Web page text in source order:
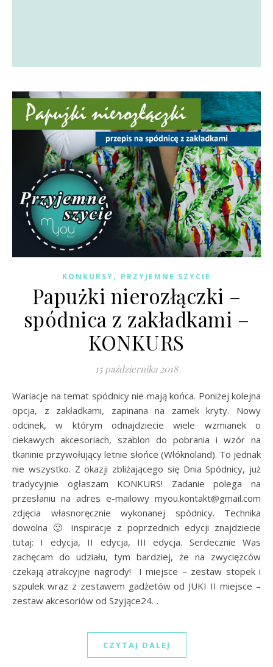
KONKURSY, PRZYJEMNE SZYCIE
Papużki nierozłączki –
spódnica z zakładkami –
KONKURS
15 października 2018
Wariacje na temat spódnicy nie mają końca. Poniżej kolejna
opcja, z zakładkami, zapinana na zamek kryty. Nowy
odcinek, w którym odnajdziecie wiele wzmianek o
ciekawych akcesoriach, szablon do pobrania i wzór na
tkaninie przywołujący letnie słońce (Włóknoland). To jednak
nie wszystko. Z okazji zbliżającego się Dnia Spódnicy, już
tradycyjnie ogłaszam KONKURS! Zadanie polega na
przesłaniu na adres e-mailowy myou.kontakt@gmail.com
zdjęcia własnoręcznie wykonanej spódnicy. Technika
dowolna 🙂 Inspiracje z poprzednich edycji znajdziecie
tutaj: I edycja, II edycja, III edycja. Serdecznie Was
zachęcam do udziału, tym bardziej, że na zwycięzców
czekają atrakcyjne nagrody! I miejsce – zestaw stopek i
szpulek wraz z zestawem gadżetów od JUKI II miejsce –
zestaw akcesoriów od Szyjące24…
CZYTAJ DALEJ